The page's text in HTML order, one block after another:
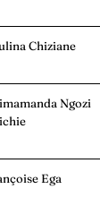
Chiziane
Ngozi
Ega